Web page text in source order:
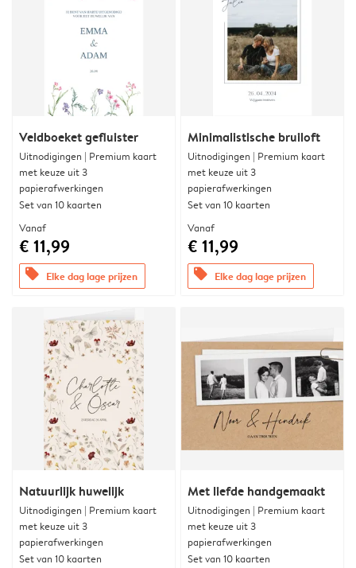
Veldboeket gefluister
Uitnodigingen | Premium kaart
met keuze uit 3
papierafwerkingen
Set van 10 kaarten
Vanaf
€ 11,99
offers Elke dag lage prijzen
Minimalistische bruiloft
Uitnodigingen | Premium kaart
met keuze uit 3
papierafwerkingen
Set van 10 kaarten
Vanaf
€ 11,99
offers Elke dag lage prijzen
Natuurlijk huwelijk
Uitnodigingen | Premium kaart
met keuze uit 3
papierafwerkingen
Set van 10 kaarten
Met liefde handgemaakt
Uitnodigingen | Premium kaart
met keuze uit 3
papierafwerkingen
Set van 10 kaarten